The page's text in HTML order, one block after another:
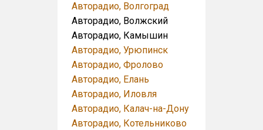
Авторадио, Волгоград
Авторадио, Волжский
Авторадио, Камышин
Авторадио, Урюпинск
Авторадио, Фролово
Авторадио, Елань
Авторадио, Иловля
Авторадио, Калач-на-Дону
Авторадио, Котельниково